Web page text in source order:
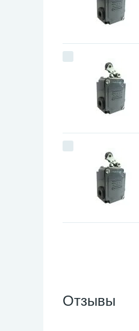
Отзывы